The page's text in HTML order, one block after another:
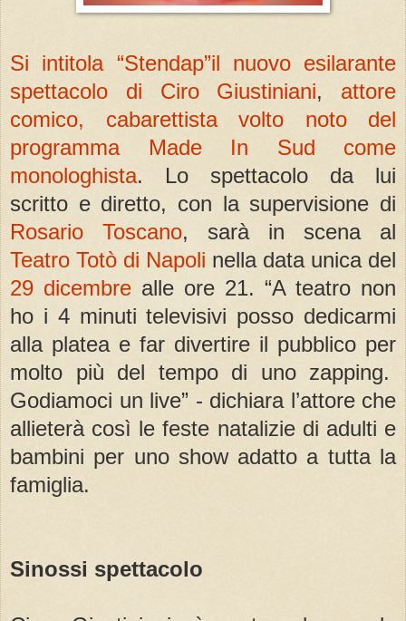
Si intitola “Stendap”il nuovo esilarante
spettacolo di Ciro Giustiniani, attore
comico, cabarettista volto noto del
programma Made In Sud come
monologhista. Lo spettacolo da lui
scritto e diretto, con la supervisione di
Rosario Toscano, sarà in scena al
Teatro Totò di Napoli nella data unica del
29 dicembre alle ore 21. “A teatro non
ho i 4 minuti televisivi posso dedicarmi
alla platea e far divertire il pubblico per
molto più del tempo di uno zapping.
Godiamoci un live” - dichiara l’attore che
allieterà così le feste natalizie di adulti e
bambini per uno show adatto a tutta la
famiglia.
Sinossi spettacolo